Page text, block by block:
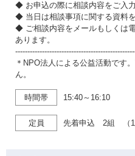
◆ お申込の際に相談内容をご入力
◆ 当日は相談事項に関する資料を
◆ ご相談内容をメールもしくは
あります。
＊NPO法人による公益活動です
ん。
時間帯 15:40～16:10
定員 先着申込 2組 （1